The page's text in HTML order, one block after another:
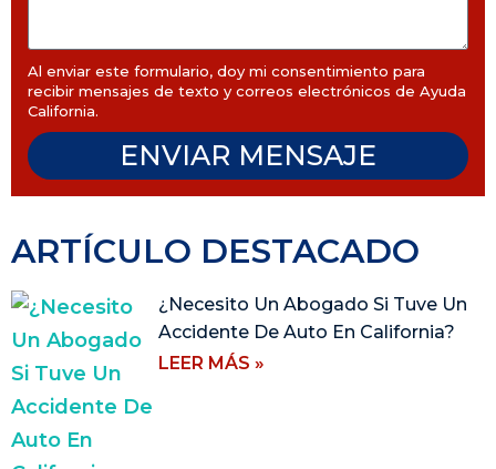
Al enviar este formulario, doy mi consentimiento para
recibir mensajes de texto y correos electrónicos de Ayuda
California.
ENVIAR MENSAJE
ARTÍCULO DESTACADO
¿Necesito Un Abogado Si Tuve Un
Accidente De Auto En California?
LEER MÁS »